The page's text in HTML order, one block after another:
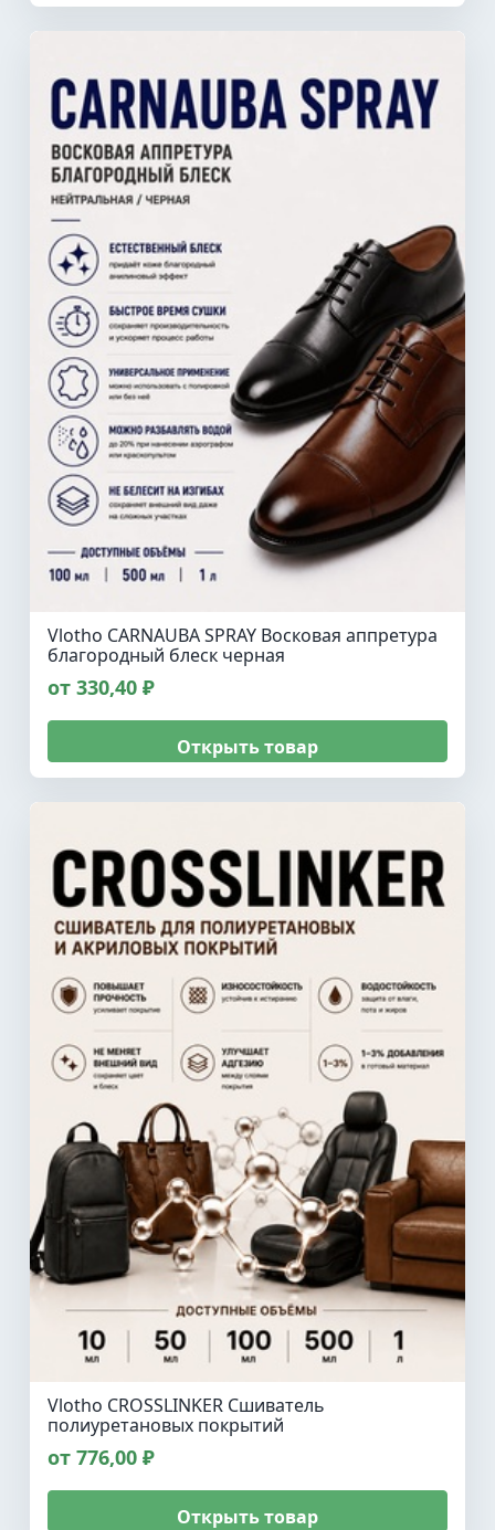
Vlotho CARNAUBA SPRAY Восковая аппретура
благородный блеск черная
от 330,40 ₽
Открыть товар
Vlotho CROSSLINKER Сшиватель
полиуретановых покрытий
от 776,00 ₽
Открыть товар